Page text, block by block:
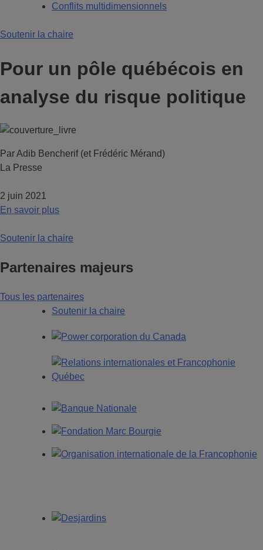
Conflits multidimensionnels
Soutenir la chaire
Pour un pôle québécois en
analyse du risque politique
Par Adib Bencherif (et Frédéric Mérand)
La Presse
2 juin 2021
En savoir plus
Soutenir la chaire
Partenaires majeurs
Tous les partenaires
Soutenir la chaire